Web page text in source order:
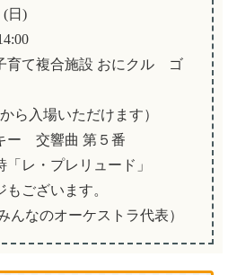
(日)
育て複合施設 おにクル ゴ
入場いただけます）
ー 交響曲 第５番
・プレリュード」
ざいます。
んなのオーケストラ代表）